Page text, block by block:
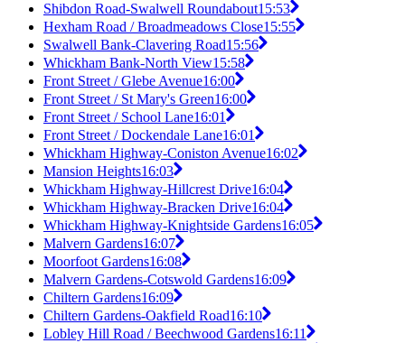
Shibdon Road-Swalwell Roundabout15:53
Hexham Road / Broadmeadows Close15:55
Swalwell Bank-Clavering Road15:56
Whickham Bank-North View15:58
Front Street / Glebe Avenue16:00
Front Street / St Mary's Green16:00
Front Street / School Lane16:01
Front Street / Dockendale Lane16:01
Whickham Highway-Coniston Avenue16:02
Mansion Heights16:03
Whickham Highway-Hillcrest Drive16:04
Whickham Highway-Bracken Drive16:04
Whickham Highway-Knightside Gardens16:05
Malvern Gardens16:07
Moorfoot Gardens16:08
Malvern Gardens-Cotswold Gardens16:09
Chiltern Gardens16:09
Chiltern Gardens-Oakfield Road16:10
Lobley Hill Road / Beechwood Gardens16:11